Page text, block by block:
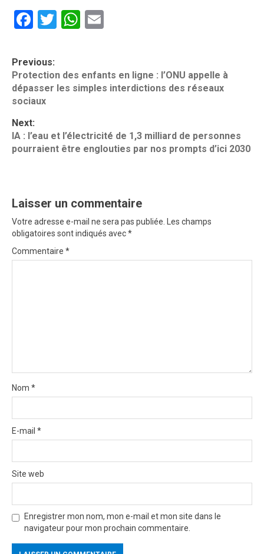
Facebook
TwitterWhatsApp
P
o
s
t
n
a
g
a
t
Previous:
Protection des enfants en ligne : l’ONU appelle à
dépasser les simples interdictions des réseaux
sociaux
Next:
IA : l’eau et l’électricité de 1,3 milliard de personnes
pourraient être englouties par nos prompts d’ici 2030
Laisser un commentaire
Votre adresse e-mail ne sera pas publiée.
Les champs
obligatoires sont indiqués avec*
Commentaire *
Nom *
E-mail *
Site web
Enregistrer mon nom, mon e-mail et mon site dans le
navigateur pour mon prochain commentaire.